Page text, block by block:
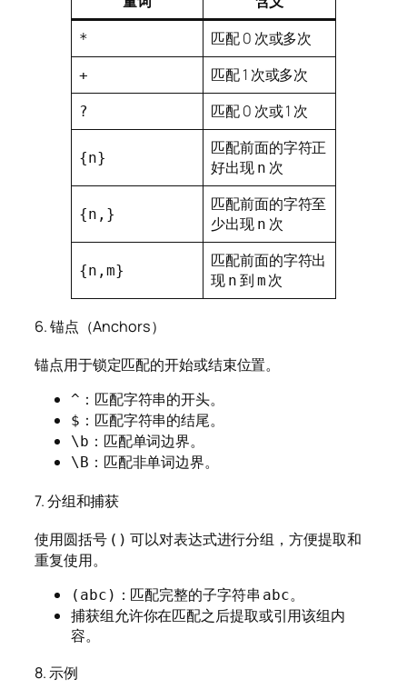
* 匹配 0 次或多次
+ 匹配 1 次或多次
? 匹配 0 次或 1 次
{n}
匹配前面的字符正
好出现 n 次
{n,}
匹配前面的字符至
少出现 n 次
{n,m}
匹配前面的字符出
现 n 到 m 次
6. 锚点（Anchors）
锚点用于锁定匹配的开始或结束位置。
^ ：匹配字符串的开头。
$ ：匹配字符串的结尾。
\b ：匹配单词边界。
\B ：匹配非单词边界。
7. 分组和捕获
使用圆括号 () 可以对表达式进行分组，方便提取和
重复使用。
(abc) ：匹配完整的子字符串 abc。
捕获组允许你在匹配之后提取或引用该组内
容。
8. 示例